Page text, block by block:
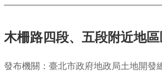
木柵路四段、五段附近地
發布機關：臺北市政府地政局土地開發